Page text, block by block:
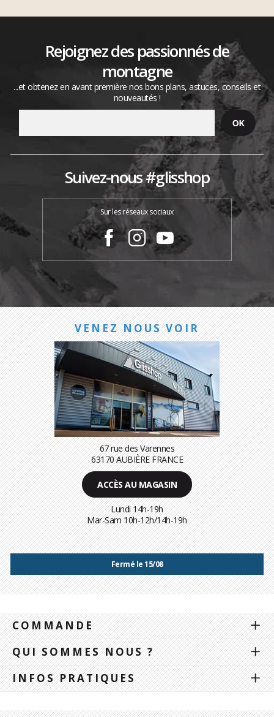
Rejoignez des passionnés de
montagne
...et obtenez en avant première nos bons plans, astuces, conseils et
nouveautés !
Suivez-nous #glisshop
Sur les réseaux sociaux
VENEZ NOUS VOIR
67 rue des Varennes
63170 AUBIÈRE FRANCE
ACCÈS AU MAGASIN
Lundi 14h-19h
Mar-Sam 10h-12h/14h-19h
Fermé le 15/08
COMMANDE
QUI SOMMES NOUS ?
INFOS PRATIQUES